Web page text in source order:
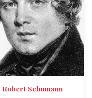
Robert Schumann